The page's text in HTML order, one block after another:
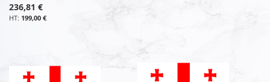
236,81 €
199,00 €